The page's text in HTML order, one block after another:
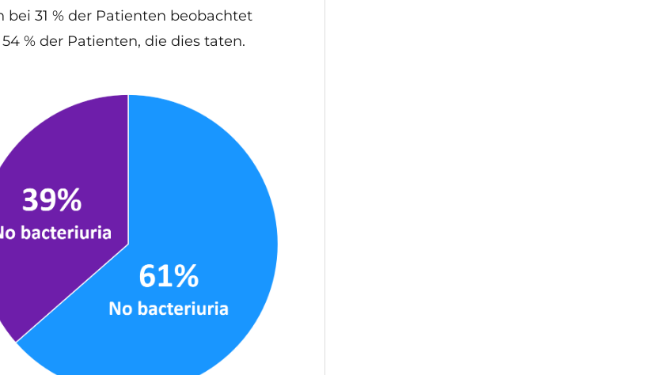
31 % der Patienten beobachtet
% der Patienten, die dies taten.